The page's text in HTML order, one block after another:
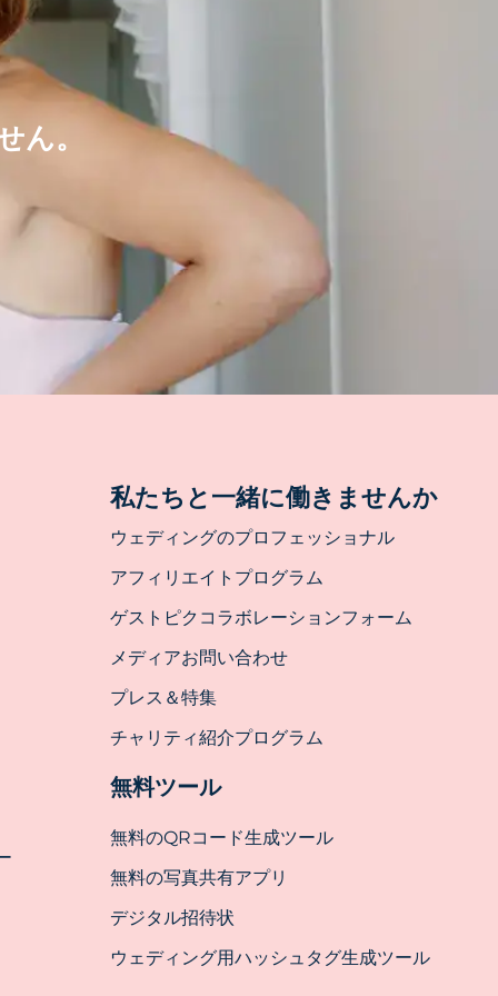
ん。
私たちと一緒に働きませんか
ウェディングのプロフェッショナル
アフィリエイトプログラム
ゲストピクコラボレーションフォーム
メディアお問い合わせ
プレス＆特集
チャリティ紹介プログラム
無料ツール
無料のQRコード生成ツール
無料の写真共有アプリ
デジタル招待状
ウェディング用ハッシュタグ生成ツール